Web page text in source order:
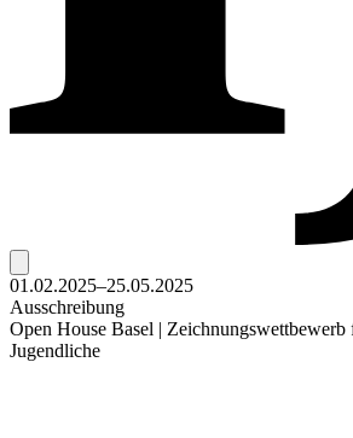
01.02.2025–25.05.2025
Ausschreibung
Open House Basel |
Jugendliche